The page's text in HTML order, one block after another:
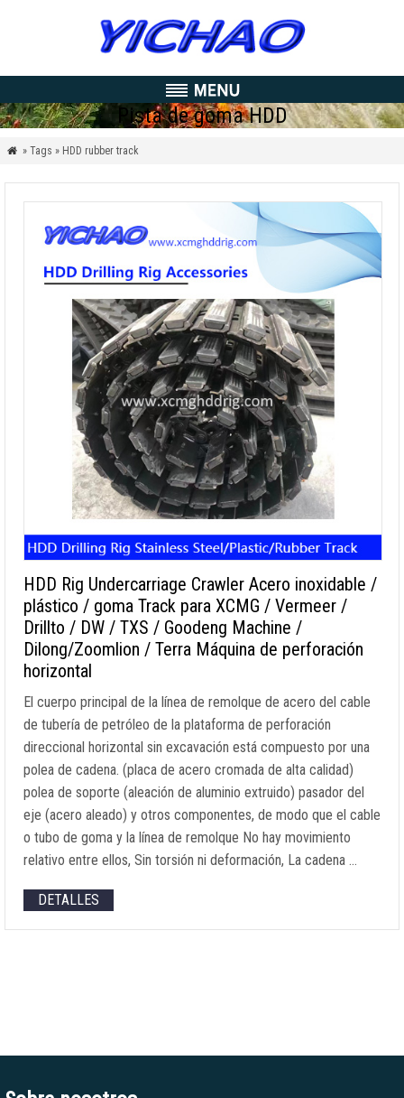
Pista de goma HDD
 » Tags » HDD rubber track
HDD Rig Undercarriage Crawler Acero inoxidable /
plástico / goma Track para XCMG / Vermeer /
Drillto / DW / TXS / Goodeng Machine /
Dilong/Zoomlion / Terra Máquina de perforación
horizontal
El cuerpo principal de la línea de remolque de acero del cable
de tubería de petróleo de la plataforma de perforación
direccional horizontal sin excavación está compuesto por una
polea de cadena. (placa de acero cromada de alta calidad)
polea de soporte (aleación de aluminio extruido) pasador del
eje (acero aleado) y otros componentes, de modo que el cable
o tubo de goma y la línea de remolque No hay movimiento
relativo entre ellos, Sin torsión ni deformación, La cadena …
DETALLES